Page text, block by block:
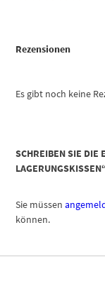
Rezensionen
Es gibt noch keine
SCHREIBEN SIE DIE
Sie müssen
können.